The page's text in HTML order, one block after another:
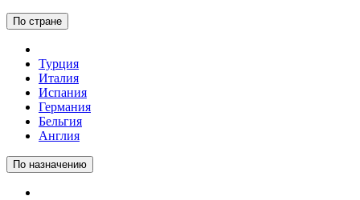
По стране
Турция
Италия
Испания
Германия
Бельгия
Англия
По назначению